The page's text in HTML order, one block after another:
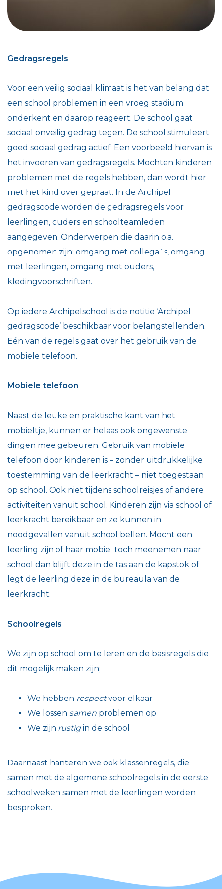
Gedragsregels
Voor een veilig sociaal klimaat is het van belang dat
een school problemen in een vroeg stadium
onderkent en daarop reageert. De school gaat
sociaal onveilig gedrag tegen. De school stimuleert
goed sociaal gedrag actief. Een voorbeeld hiervan is
het invoeren van gedragsregels. Mochten kinderen
problemen met de regels hebben, dan wordt hier
met het kind over gepraat. In de Archipel
gedragscode worden de gedragsregels voor
leerlingen, ouders en schoolteamleden
aangegeven. Onderwerpen die daarin o.a.
opgenomen zijn: omgang met collega´s, omgang
met leerlingen, omgang met ouders,
kledingvoorschriften.
Op iedere Archipelschool is de notitie ‘Archipel
gedragscode’ beschikbaar voor belangstellenden.
Eén van de regels gaat over het gebruik van de
mobiele telefoon.
Mobiele telefoon
Naast de leuke en praktische kant van het
mobieltje, kunnen er helaas ook ongewenste
dingen mee gebeuren. Gebruik van mobiele
telefoon door kinderen is – zonder uitdrukkelijke
toestemming van de leerkracht – niet toegestaan
op school. Ook niet tijdens schoolreisjes of andere
activiteiten vanuit school. Kinderen zijn via school of
leerkracht bereikbaar en ze kunnen in
noodgevallen vanuit school bellen. Mocht een
leerling zijn of haar mobiel toch meenemen naar
school dan blijft deze in de tas aan de kapstok of
legt de leerling deze in de bureaula van de
leerkracht.
Schoolregels
We zijn op school om te leren en de basisregels die
dit mogelijk maken zijn;
We hebben respectvoor elkaar
We lossen samen problemen op
We zijn rustigin de school
Daarnaast hanteren we ook klassenregels, die
samen met de algemene schoolregels in de eerste
schoolweken samen met de leerlingen worden
besproken.